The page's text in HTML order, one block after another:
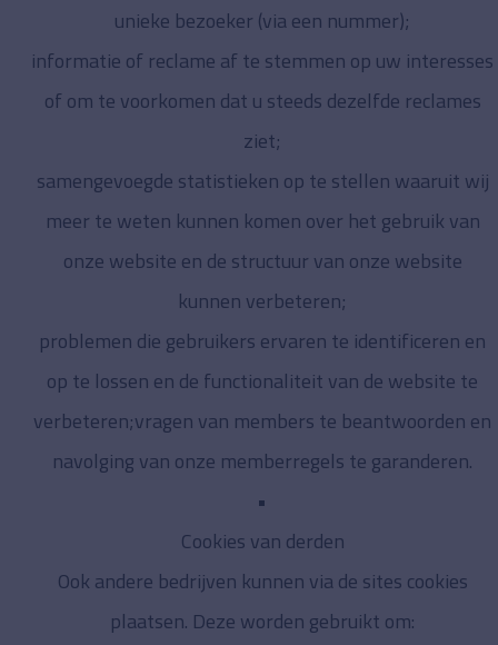
unieke bezoeker (via een nummer);
informatie of reclame af te stemmen op uw interesses
of om te voorkomen dat u steeds dezelfde reclames
ziet;
samengevoegde statistieken op te stellen waaruit wij
meer te weten kunnen komen over het gebruik van
onze website en de structuur van onze website
kunnen verbeteren;
problemen die gebruikers ervaren te identificeren en
op te lossen en de functionaliteit van de website te
verbeteren;vragen van members te beantwoorden en
navolging van onze memberregels te garanderen.
Cookies van derden
Ook andere bedrijven kunnen via de sites cookies
plaatsen. Deze worden gebruikt om: